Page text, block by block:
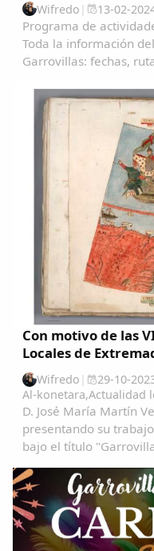
Wifredo | 13-02-
Programa de
Toda la información
Garrovillas: fechas,
Con motivo de las
Locales de
Wifredo | 29-10-
Al-konetara,Actualidad
D. José María Martín
presentando su
bajo el título
aproximación cartográfica"